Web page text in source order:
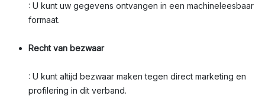
: U kunt uw gegevens ontvangen in een machineleesbaar
formaat.
Recht van bezwaar
: U kunt altijd bezwaar maken tegen direct marketing en
profilering in dit verband.